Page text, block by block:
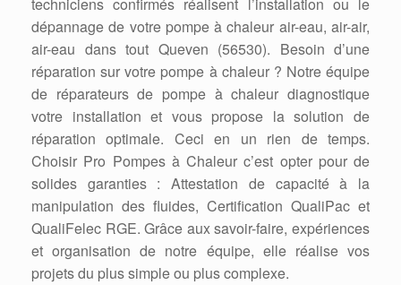
techniciens confirmés réalisent l’installation ou le
dépannage de votre pompe à chaleur air-eau, air-air,
air-eau dans tout Queven (56530). Besoin d’une
réparation sur votre pompe à chaleur ? Notre équipe
de réparateurs de pompe à chaleur diagnostique
votre installation et vous propose la solution de
réparation optimale. Ceci en un rien de temps.
Choisir Pro Pompes à Chaleur c’est opter pour de
solides garanties : Attestation de capacité à la
manipulation des fluides, Certification QualiPac et
QualiFelec RGE. Grâce aux savoir-faire, expériences
et organisation de notre équipe, elle réalise vos
projets du plus simple ou plus complexe.